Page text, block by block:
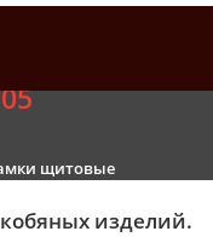
щитовые
изделий.